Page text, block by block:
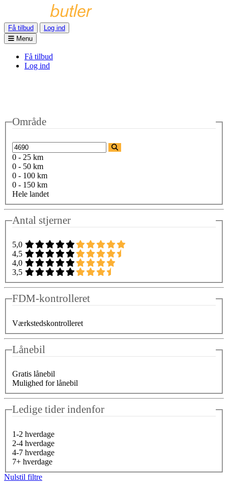
Få tilbud
Log ind
Menu
Få tilbud
Log ind
Område
0 - 25 km
0 - 50 km
0 - 100 km
0 - 150 km
Hele landet
Antal stjerner
5,0
4,5
4,0
3,5
FDM-kontrolleret
Værkstedskontrolleret
Lånebil
Gratis lånebil
Mulighed for lånebil
Ledige tider indenfor
1-2 hverdage
2-4 hverdage
4-7 hverdage
7+ hverdage
Nulstil filtre